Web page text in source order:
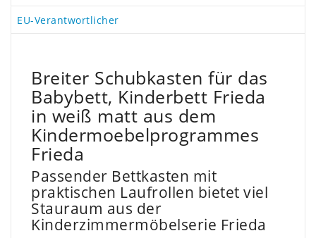
EU-Verantwortlicher
Breiter Schubkasten für das
Babybett, Kinderbett Frieda
in weiß matt aus dem
Kindermoebelprogrammes
Frieda
Passender Bettkasten mit
praktischen Laufrollen bietet viel
Stauraum aus der
Kinderzimmermöbelserie Frieda